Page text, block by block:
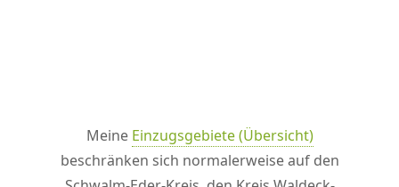
Meine Einzugsgebiete (Übersicht)
beschränken sich normalerweise auf den